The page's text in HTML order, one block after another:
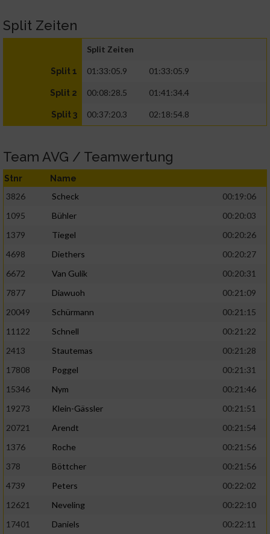
Split Zeiten
Split Zeiten
Split 1 01:33:05.9 01:33:05.9
Split 2 00:08:28.5 01:41:34.4
Split 3 00:37:20.3 02:18:54.8
Team AVG / Teamwertung
Stnr Name
3826 Scheck
00:19:06
1095
Bühler
00:20:03
1379
Tiegel
00:20:26
4698
Diethers
00:20:27
6672
Van Gulik
00:20:31
7877
Diawuoh
00:21:09
20049
Schürmann
00:21:15
11122
Schnell
00:21:22
2413
Stautemas
00:21:28
17808
Poggel
00:21:31
15346
Nym
00:21:46
19273
Klein-Gässler
00:21:51
20721
Arendt
00:21:54
1376
Roche
00:21:56
378
Böttcher
00:21:56
4739
Peters
00:22:02
12621
Neveling
00:22:10
17401
Daniels
00:22:11